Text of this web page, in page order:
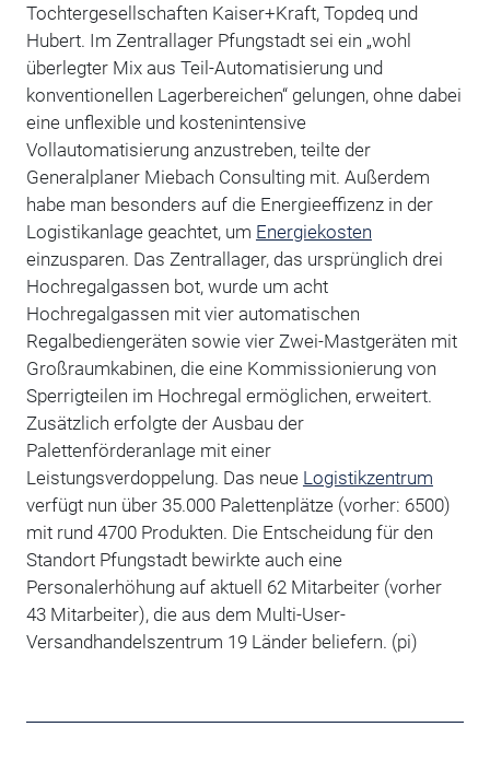
Tochtergesellschaften Kaiser+Kraft, Topdeq und
Hubert. Im Zentrallager Pfungstadt sei ein „wohl
überlegter Mix aus Teil-Automatisierung und
konventionellen Lagerbereichen“ gelungen, ohne dabei
eine unflexible und kostenintensive
Vollautomatisierung anzustreben, teilte der
Generalplaner Miebach Consulting mit. Außerdem
habe man besonders auf die Energieeffizenz in der
Logistikanlage geachtet, um Energiekosten
einzusparen. Das Zentrallager, das ursprünglich drei
Hochregalgassen bot, wurde um acht
Hochregalgassen mit vier automatischen
Regalbediengeräten sowie vier Zwei-Mastgeräten mit
Großraumkabinen, die eine Kommissionierung von
Sperrigteilen im Hochregal ermöglichen, erweitert.
Zusätzlich erfolgte der Ausbau der
Palettenförderanlage mit einer
Leistungsverdoppelung. Das neue Logistikzentrum
verfügt nun über 35.000 Palettenplätze (vorher: 6500)
mit rund 4700 Produkten. Die Entscheidung für den
Standort Pfungstadt bewirkte auch eine
Personalerhöhung auf aktuell 62 Mitarbeiter (vorher
43 Mitarbeiter), die aus dem Multi-User-
Versandhandelszentrum 19 Länder beliefern. (pi)